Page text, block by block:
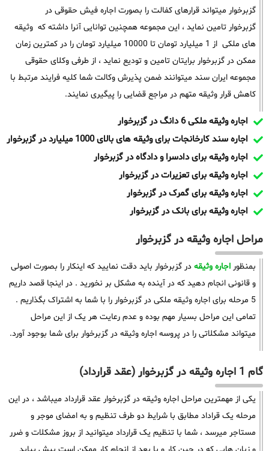
گزبرخوار میتواند قرارهای کفالت را بصورت اجاره فیش حقوقی در
گزبرخوار تامین نماید ، این مجموعه همچنین توانایی آنرا داشته که وثیقه
های ملکی از 1 میلیارد تومان تا 10000 میلیارد تومان را در کمترین زمان
ممکن در گزبرخوار برایتان تامین و تودیع نماید ، از طرفی وکلای حقوقی
مجموعه ایران سند میتوانند ضمن پذیرش وکالت شما کلیه فرایند مرتبط با
کاهش قرار وثیقه متهم در مراجع قضایی را پیگیری نمایند.
اجاره وثیقه ملکی 6 دانگ در گزبرخوار
اجاره سند کارخانجات برای وثیقه های بالای 1000 میلیارد در گزبرخوار
اجاره وثیقه برای دادسرا و دادگاه در گزبرخوار
اجاره وثیقه برای تعزیرات در گزبرخوار
اجاره وثیقه برای گمرک در گزبرخوار
اجاره وثیقه برای بانک در گزبرخوار
مراحل اجاره وثیقه در گزبرخوار
بمنظور اجاره وثیقه در گزبرخوار باید دقت نمایید که اینکار را بصورت اصولی
و قانونی انجام دهید که در آینده به مشکل بر نخورید . در اینجا قصد داریم
5 مرحله برای اجاره وثیقه ملکی در گزبرخوار را با شما به اشتراک بگذاریم .
تمامی این مراحل بسیار مهم بوده و عدم رعایت هر یک از این مراحل
میتواند مشکلاتی را در پروسه اجاره وثیقه در گزبرخوار برای شما بوجود آورد.
گام 1 اجاره وثیقه در گزبرخوار (عقد قرارداد)
یکی از مهمترین مراحل اجاره وثیقه در گزبرخوار عقد قرارداد میباشد ، در این
مرحله یک قراداد مطابق با شرایط دو طرف تنظیم و به امضای موجر و
مستاجر میرسد ، شما با تنظیم یک قرارداد میتوانید از بروز مشکلات و ضرر